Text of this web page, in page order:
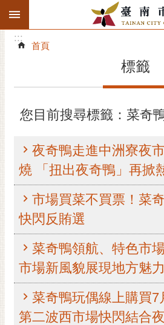
跳到主要內容區塊
搜
階
精彩府城
市府團隊
主題服務
市政資訊
市民互動
黃
哲
:::
:::
首頁
標籤
您目前搜尋標籤：菜奇
夜奇鴨走進中洲寮夜
燒 「扭出夜奇鴨」再掀
市場買菜不買票！菜
快閃反賄選
菜奇鴨領航、特色市
市場新風貌展現地方魅力
菜奇鴨玩偶線上購買7
第二波西市場快閃結合